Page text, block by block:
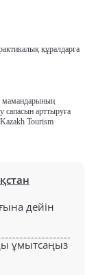
құралдарға
мамандарының
сапасын арттыруға
Kazakh Tourism
дейін
ұмытсаңыз